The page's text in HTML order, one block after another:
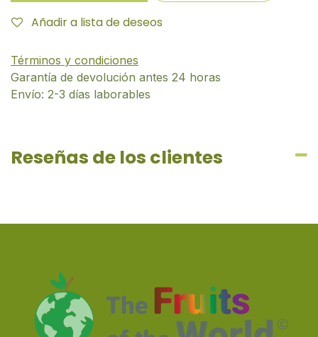
Añadir a lista de deseos
Términos y condiciones
Garantía de devolución antes 24 horas
Envío: 2-3 días laborables
Reseñas de los clientes